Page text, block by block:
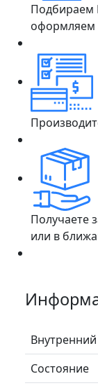
Подбираем
оформляем
Получаете
или в
Состояние